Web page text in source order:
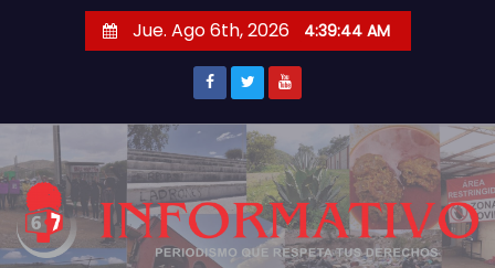
r
a
c
Jue. Ago 6th, 2026 4:39:45 AM